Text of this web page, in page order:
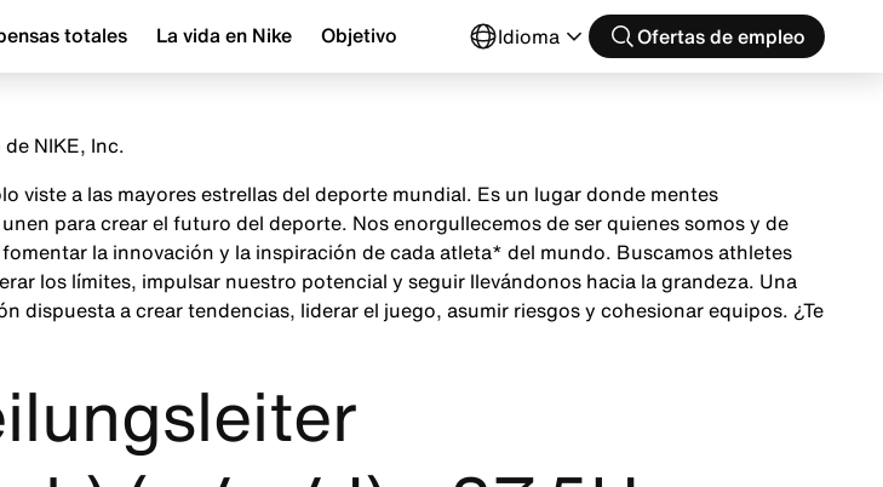
totales La vida en Nike Objetivo Idioma Ofertas de empleo
NIKE, Inc.
viste a las mayores estrellas del deporte mundial. Es un lugar donde mentes
para crear el futuro del deporte. Nos enorgullecemos de ser quienes somos y de
la innovación y la inspiración de cada atleta* del mundo. Buscamos athletes
los límites, impulsar nuestro potencial y seguir llevándonos hacia la grandeza. Una
dispuesta a crear tendencias, liderar el juego, asumir riesgos y cohesionar equipos. ¿Te